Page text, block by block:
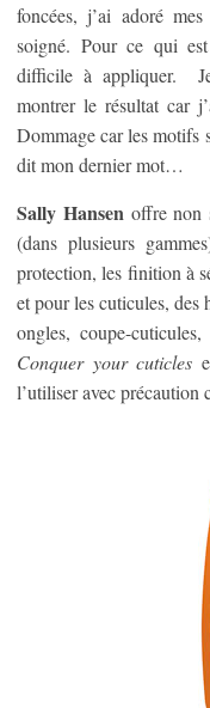
foncées, j’ai adoré
soigné. Pour ce qui
difficile à appliquer.
montrer le résultat car
Dommage car les motifs
dit mon dernier mot…
Sally Hansen offre non
(dans plusieurs
protection, les finition à
et pour les cuticules, des
ongles, coupe-
Conquer your cuticles
l’utiliser avec précaution